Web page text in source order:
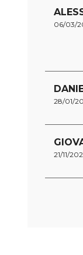
06/03/
28/01/
21/11/